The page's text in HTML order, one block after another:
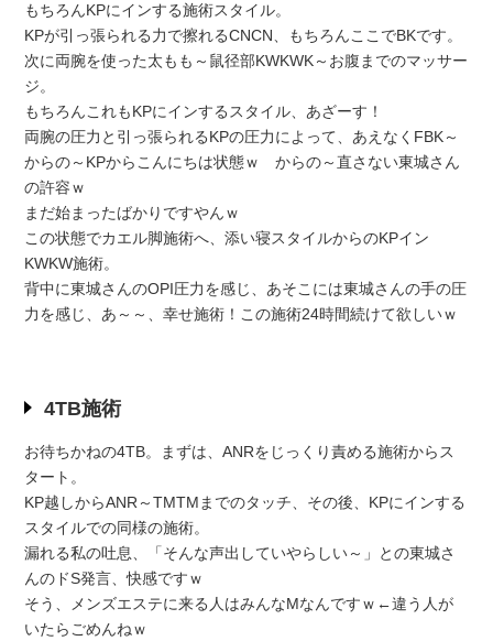
もちろんKPにインする施術スタイル。
KPが引っ張られる力で擦れるCNCN、もちろんここでBKです。
次に両腕を使った太もも～鼠径部KWKWK～お腹までのマッサー
ジ。
もちろんこれもKPにインするスタイル、あざーす！
両腕の圧力と引っ張られるKPの圧力によって、あえなくFBK～
からの～KPからこんにちは状態ｗ からの～直さない東城さん
の許容ｗ
まだ始まったばかりですやんｗ
この状態でカエル脚施術へ、添い寝スタイルからのKPイン
KWKW施術。
背中に東城さんのOPI圧力を感じ、あそこには東城さんの手の圧
力を感じ、あ～～、幸せ施術！この施術24時間続けて欲しいｗ
4TB施術
お待ちかねの4TB。まずは、ANRをじっくり責める施術からス
タート。
KP越しからANR～TMTMまでのタッチ、その後、KPにインする
スタイルでの同様の施術。
漏れる私の吐息、「そんな声出していやらしい～」との東城さ
んのドS発言、快感ですｗ
そう、メンズエステに来る人はみんなМなんですｗ←違う人が
いたらごめんねｗ